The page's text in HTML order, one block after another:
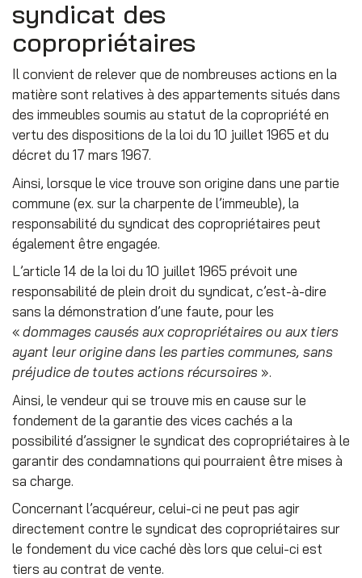
syndicat des
copropriétaires
Il convient de relever que de nombreuses actions en la
matière sont relatives à des appartements situés dans
des immeubles soumis au statut de la copropriété en
vertu des dispositions de la loi du 10 juillet 1965 et du
décret du 17 mars 1967.
Ainsi, lorsque le vice trouve son origine dans une partie
commune (ex. sur la charpente de l’immeuble), la
responsabilité du syndicat des copropriétaires peut
également être engagée.
L’article 14 de la loi du 10 juillet 1965 prévoit une
responsabilité de plein droit du syndicat, c’est-à-dire
sans la démonstration d’une faute, pour les
«dommages causés aux copropriétaires ou aux tiers
ayant leur origine dans les parties communes, sans
préjudice de toutes actions récursoires ».
Ainsi, le vendeur qui se trouve mis en cause sur le
fondement de la garantie des vices cachés a la
possibilité d’assigner le syndicat des copropriétaires à le
garantir des condamnations qui pourraient être mises à
sa charge.
Concernant l’acquéreur, celui-ci ne peut pas agir
directement contre le syndicat des copropriétaires sur
le fondement du vice caché dès lors que celui-ci est
tiers au contrat de vente.